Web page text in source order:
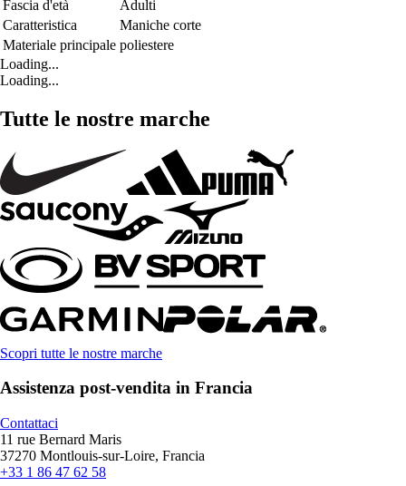
Fascia d'età
Adulti
Caratteristica
Maniche corte
Materiale principale poliestere
Loading...
Loading...
Tutte le nostre marche
Scopri tutte le nostre marche
Assistenza post-vendita in Francia
Contattaci
11 rue Bernard Maris
37270 Montlouis-sur-Loire, Francia
+33 1 86 47 62 58